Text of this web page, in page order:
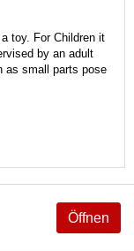
toy. For Children it
by an adult
as small parts pose
Öffnen